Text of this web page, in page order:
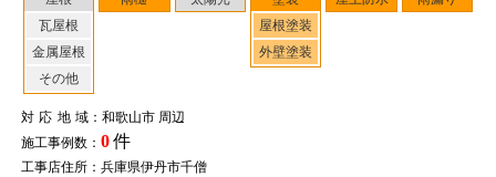
瓦屋根
金属屋根
その他
屋根塗装
外壁塗装
対応地域：和歌山市 周辺
施工事例数： 0件
工事店住所：兵庫県伊丹市千僧